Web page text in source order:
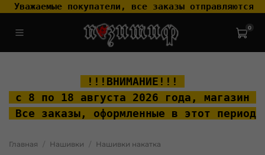
Уважаемые покупатели, все заказы отправляются
0
!!!ВНИМАНИЕ!!!
с 8 по 18 августа 2026 года, магазин
Все заказы, оформленные в этот
Главная Нашивки Нашивки накатка